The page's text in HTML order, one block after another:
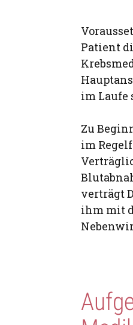
Patient
im Laufe
Zu
im
verträgt
ihm mit